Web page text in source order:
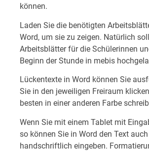
können.
Laden Sie die benötigten
Word, um sie zu zeigen. Natürlich
Arbeitsblätter für die Schülerinnen
Beginn der Stunde in mebis
Lückentexte in Word können Sie
Sie in den jeweiligen Freiraum
besten in einer anderen Farbe
Wenn Sie mit einem Tablet mit
so können Sie in Word den Text auch
handschriftlich eingeben.